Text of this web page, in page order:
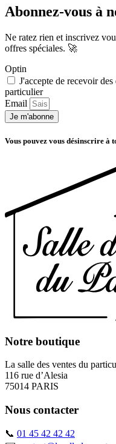
Abonnez-vous à
Ne ratez rien et inscrivez
offres spéciales. 🚀​
Optin
J'accepte de recevoir
particulier
Email
Je m'abonne
Vous pouvez vous désinscrire à
Notre boutique
La salle des ventes du
116 rue d’Alesia
75014 PARIS
Nous contacter
📞 01 45 42 42 42